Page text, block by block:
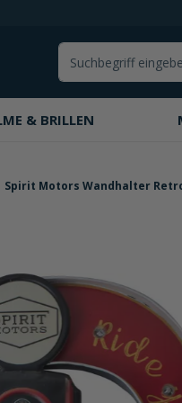
& BRILLEN
Spirit Motors Wandhalter